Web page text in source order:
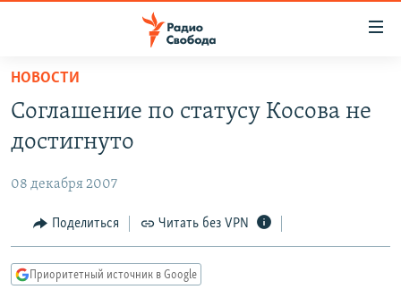
упрощенного
доступа
основному
Вернутся
главной
навигации
АВТОРСКИЕ ПРОЕКТЫ
ЦИТАТЫ СВОБОДЫ
МНЕНИЯ
IDEL.РЕАЛИИ
НОВОСТИ
Соглашение по статусу Косова не
достигнуто
08 декабря 2007
Поделиться Читать без VPN
Приоритетный источник в Google